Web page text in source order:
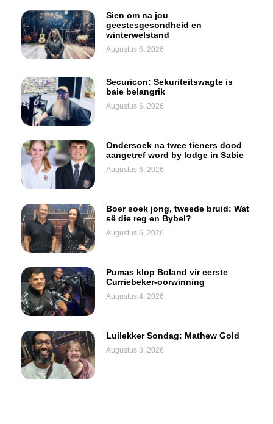
Sien om na jou
geestesgesondheid en
winterwelstand
Augustus 6, 2026
Securicon: Sekuriteitswagte is
baie belangrik
Augustus 6, 2026
Ondersoek na twee tieners dood
aangetref word by lodge in Sabie
Augustus 6, 2026
Boer soek jong, tweede bruid: Wat
sê die reg en Bybel?
Augustus 6, 2026
Pumas klop Boland vir eerste
Curriebeker-oorwinning
Augustus 4, 2026
Luilekker Sondag: Mathew Gold
Augustus 3, 2026